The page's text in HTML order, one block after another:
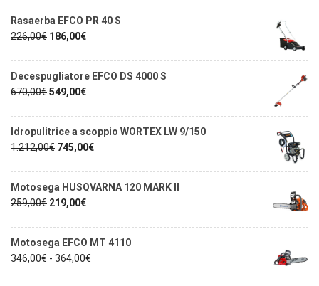
Rasaerba EFCO PR 40 S
226,00€ 186,00€
Decespugliatore EFCO DS 4000 S
670,00€549,00€
Idropulitrice a scoppio WORTEX LW 9/150
1.212,00€ 745,00€
Motosega HUSQVARNA 120 MARK II
259,00€ 219,00€
Motosega EFCO MT 4110
346,00€ - 364,00€